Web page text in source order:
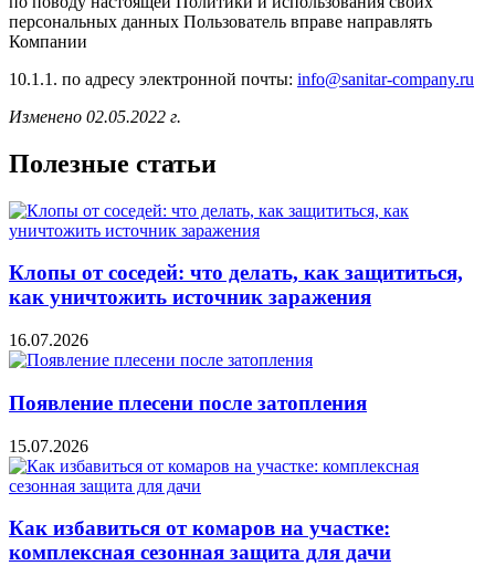
персональных данных Пользователь вправе направлять
Компании
10.1.1. по адресу электронной почты: info@sanitar-company.ru
Изменено 02.05.2022 г.
Полезные статьи
Клопы от соседей: что делать, как защититься,
как уничтожить источник заражения
16.07.2026
Появление плесени после затопления
15.07.2026
Как избавиться от комаров на участке:
комплексная сезонная защита для дачи